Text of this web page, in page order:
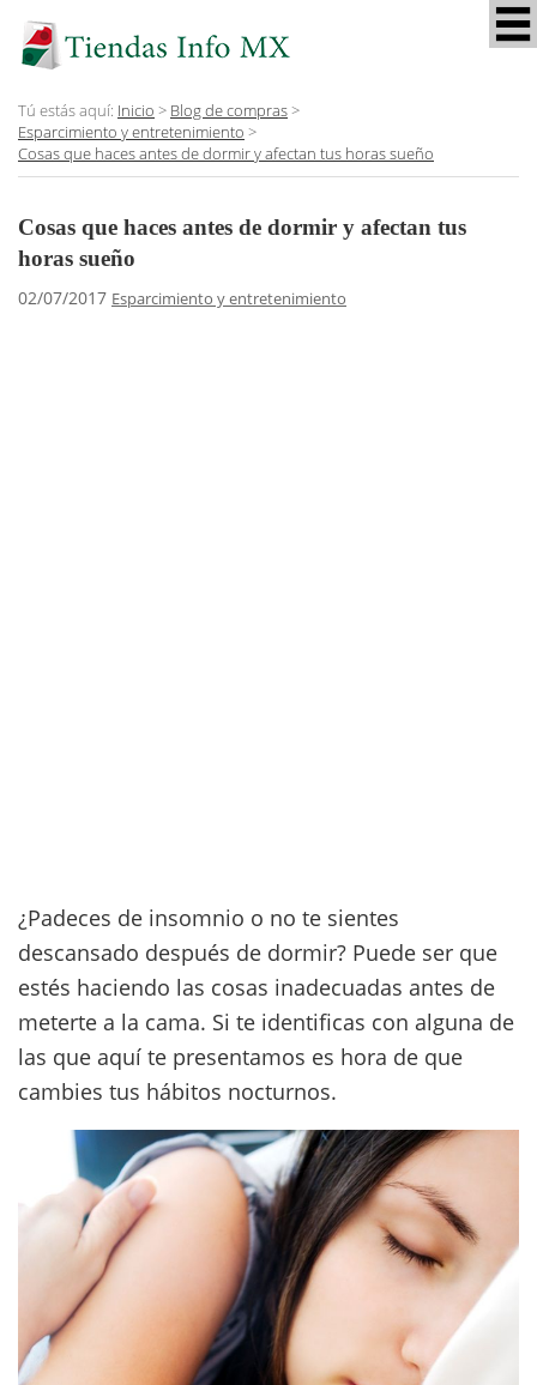
Tú estás aquí: Inicio > Blog de compras>
Esparcimiento y entretenimiento >
Cosas que haces antes de dormir y afectan tus horas sueño
Cosas que haces antes de dormir y afectan tus
horas sueño
02/07/2017 Esparcimiento y entretenimiento
¿Padeces de insomnio o no te sientes
descansado después de dormir? Puede ser que
estés haciendo las cosas inadecuadas antes de
meterte a la cama. Si te identificas con alguna de
las que aquí te presentamos es hora de que
cambies tus hábitos nocturnos.